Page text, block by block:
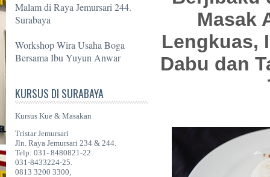
Malam di Raya Jemursari 244.
Surabaya
Workshop Wira Usaha Boga
Bersama Ibu Yuyun Anwar
KURSUS DI SURABAYA
Kursus Kue & Masakan
Tristar Jemursari
Jln. Raya Jemursari 234 & 244.
Telp: 031- 8480821-22.
031-8433224-25.
0813 3200 3300,
Masak
Lengkuas,
Dabu dan